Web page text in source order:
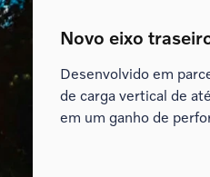
Novo eixo
Desenvolvido em
de carga vertical de
em um ganho de